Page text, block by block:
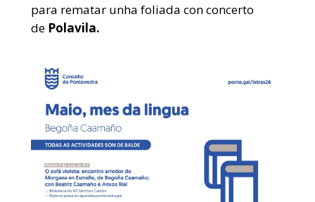
para rematar unha foliada con concerto
de Polavila.